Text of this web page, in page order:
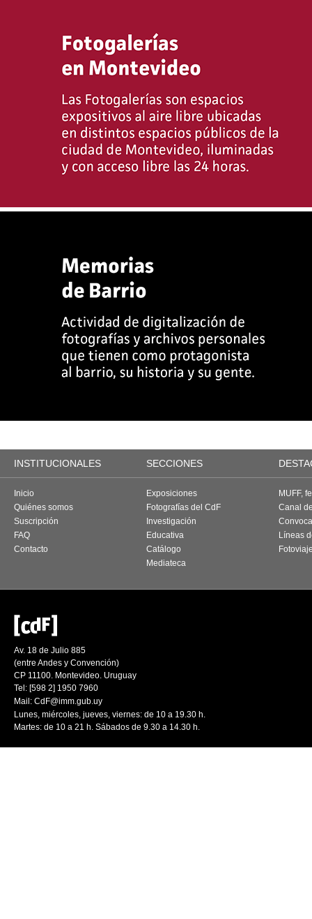
INSTITUCIONALES SECCIONES
Inicio
Quiénes somos
Suscripción
FAQ
Contacto
Exposiciones
Fotografías del CdF
Investigación
Educativa
Catálogo
Mediateca
MUFF,
Canal
Líneas
Av. 18 de Julio 885
(entre Andes y Convención)
CP 11100. Montevideo. Uruguay
Tel: [598 2] 1950 7960
Mail: CdF@imm.gub.uy
Lunes, miércoles, jueves, viernes: de 10 a 19.30 h.
Martes: de 10 a 21 h. Sábados de 9.30 a 14.30 h.